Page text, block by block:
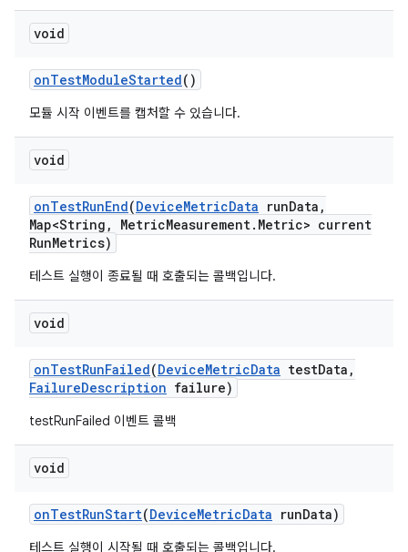
void
onTestModuleStarted()
모듈 시작 이벤트를 캡처할 수 있습니다.
void
onTestRunEnd(DeviceMetricData runData ,
Map<String , MetricMeasurement. Metric> current
RunMetrics)
테스트 실행이 종료될 때 호출되는 콜백입니다.
void
onTestRunFailed(DeviceMetricData testData ,
FailureDescription failure)
testRunFailed 이벤트 콜백
void
onTestRunStart(DeviceMetricData runData)
테스트 실행이 시작될 때 호출되는 콜백입니다.